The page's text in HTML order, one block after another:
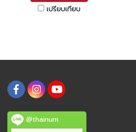
เปรียบเทียบ
@thainum